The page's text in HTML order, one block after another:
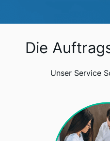
Die
Unser Service